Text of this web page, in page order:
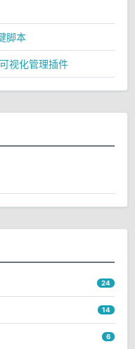
脚本
视化管理插件
24
14
6